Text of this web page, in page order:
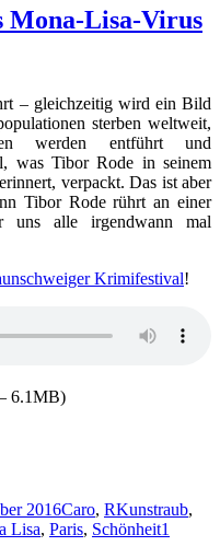
Kay
Jacobs
Lächeln
Mona-Lisa-Virus
– gleichzeitig wird ein Bild
sterben weltweit,
werden entführt und
was Tibor Rode in seinem
verpackt. Das ist aber
Tibor Rode rührt an einer
uns alle irgendwann mal
Krimifestival!
6.1MB)
2016Caro, RKunstraub,
Lisa, Paris, Schönheit1